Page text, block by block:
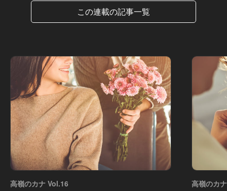
この連載の記事一覧
高嶺のカナ Vol.16 高嶺のカ